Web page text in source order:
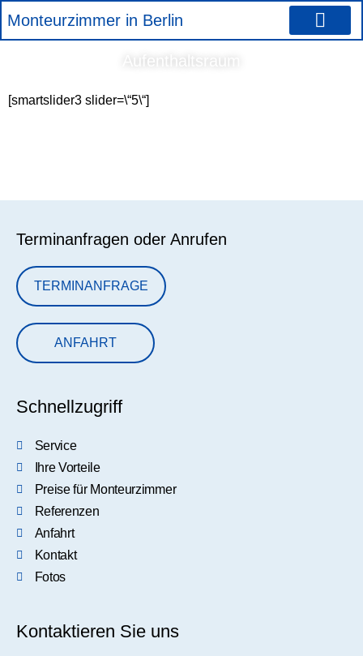
Monteurzimmer in Berlin
Aufenthaltsraum
[smartslider3 slider=\“5\“]
Terminanfragen oder Anrufen
TERMINANFRAGE
ANFAHRT
Schnellzugriff
Service
Ihre Vorteile
Preise für Monteurzimmer
Referenzen
Anfahrt
Kontakt
Fotos
Kontaktieren Sie uns